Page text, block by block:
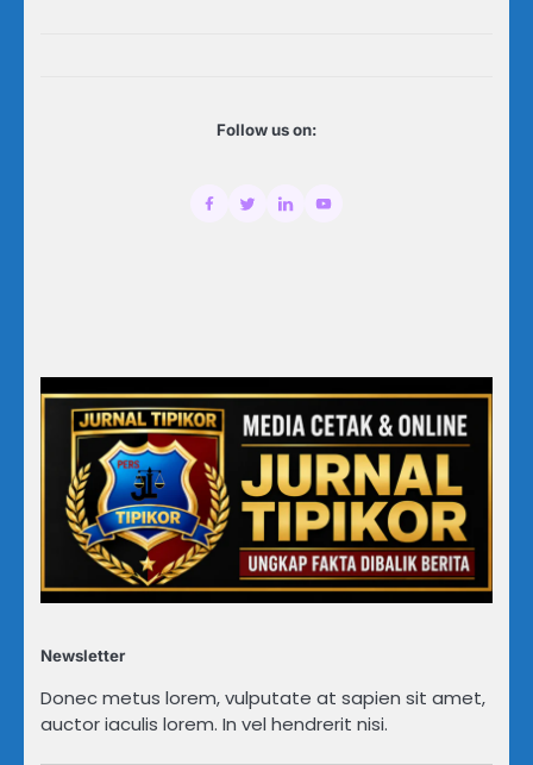
Follow us on:
Newsletter
Donec metus lorem, vulputate at sapien sit amet,
auctor iaculis lorem. In vel hendrerit nisi.